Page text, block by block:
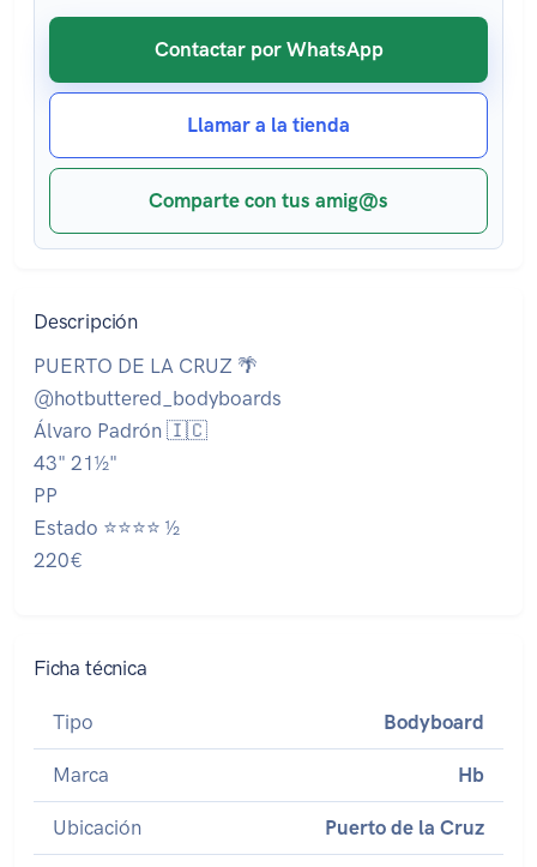
Contactar por WhatsApp
Llamar a la tienda
Comparte con tus amig@s
Descripción
PUERTO DE LA CRUZ 🌴
@hotbuttered_bodyboards
Álvaro Padrón 🇮🇨
43" 21½"
PP
Estado ⭐⭐⭐⭐ ½
220€
Ficha técnica
Tipo Bodyboard
Marca Hb
Ubicación Puerto de la Cruz